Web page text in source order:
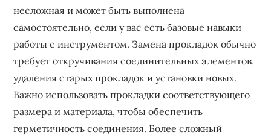
несложная и может быть выполнена
самостоятельно, если у вас есть базовые навыки
работы с инструментом. Замена прокладок обычно
требует откручивания соединительных элементов,
удаления старых прокладок и установки новых.
Важно использовать прокладки соответствующего
размера и материала, чтобы обеспечить
герметичность соединения. Более сложный